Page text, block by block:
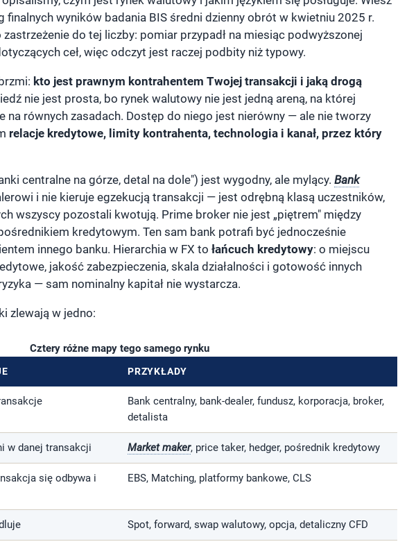
finalnych wyników badania BIS średni dzienny obrót w kwietniu 2025 r.
zastrzeżenie do tej liczby: pomiar przypadł na miesiąc podwyższonej
ceł, więc odczyt jest raczej podbity niż typowy.
kto jest prawnym kontrahentem Twojej transakcji i jaką drogą
nie jest prosta, bo rynek walutowy nie jest jedną areną, na której
na równych zasadach. Dostęp do niego jest nierówny — ale nie tworzy
relacje kredytowe, limity kontrahenta, technologia i kanał, przez który
centralne na górze, detal na dole") jest wygodny, ale mylący. Bank
i nie kieruje egzekucją transakcji — jest odrębną klasą uczestników,
wszyscy pozostali kwotują. Prime broker nie jest „piętrem" między
kredytowym. Ten sam bank potrafi być jednocześnie
innego banku. Hierarchia w FX to łańcuch kredytowy: o miejscu
jakość zabezpieczenia, skala działalności i gotowość innych
— sam nominalny kapitał nie wystarcza.
zlewają w jedno:
Cztery różne mapy tego samego rynku
PRZYKŁADY
Bank centralny, bank-dealer, fundusz, korporacja, broker,
detalista
w danej transakcji Market maker, price taker, hedger, pośrednik kredytowy
się odbywa i
EBS, Matching, platformy bankowe, CLS
Spot, forward, swap walutowy, opcja, detaliczny CFD